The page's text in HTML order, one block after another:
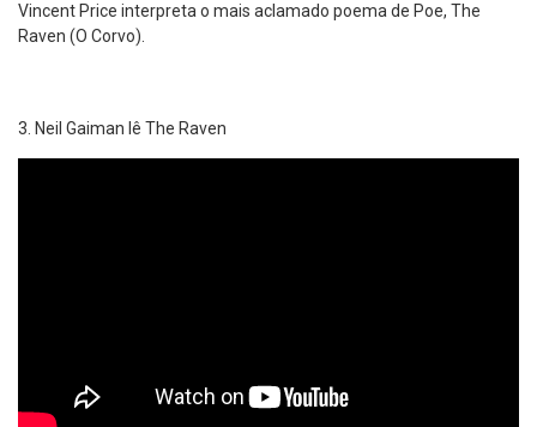
Vincent Price interpreta o mais aclamado poema de Poe, The
Raven (O Corvo).
Neil Gaiman lê The Raven